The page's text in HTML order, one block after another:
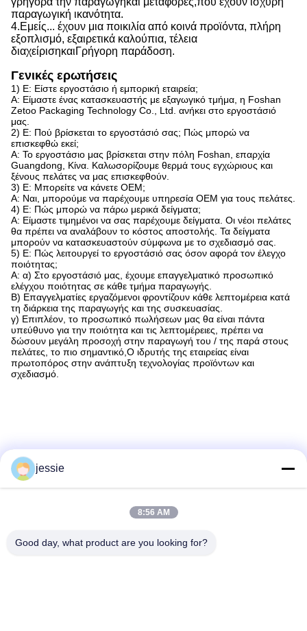
παραγωγική ικανότητα.
4.Εμείς... έχουν μια ποικιλία από κοινά προϊόντα, πλήρη
εξοπλισμό, εξαιρετικά καλούπια, τέλεια
διαχείρισηκαιΓρήγορη παράδοση.
Γενικές ερωτήσεις
1) Ε: Είστε εργοστάσιο ή εμπορική εταιρεία;
Α: Είμαστε ένας κατασκευαστής με εξαγωγικό τμήμα, η Foshan
Zetoo Packaging Technology Co., Ltd. ανήκει στο εργοστάσιό
μας.
2) Ε: Πού βρίσκεται το εργοστάσιό σας; Πώς μπορώ να
επισκεφθώ εκεί;
Α: Το εργοστάσιο μας βρίσκεται στην πόλη Foshan, επαρχία
Guangdong, Κίνα. Καλωσορίζουμε θερμά τους εγχώριους και
ξένους πελάτες να μας επισκεφθούν.
3) Ε: Μπορείτε να κάνετε OEM;
Α: Ναι, μπορούμε να παρέχουμε υπηρεσία OEM για τους πελάτες.
4) Ε: Πώς μπορώ να πάρω μερικά δείγματα;
Α: Είμαστε τιμημένοι να σας παρέχουμε δείγματα. Οι νέοι πελάτες
θα πρέπει να αναλάβουν το κόστος αποστολής. Τα δείγματα
μπορούν να κατασκευαστούν σύμφωνα με το σχεδιασμό σας.
5) Ε: Πώς λειτουργεί το εργοστάσιό σας όσον αφορά τον έλεγχο
ποιότητας;
Α: α) Στο εργοστάσιό μας, έχουμε επαγγελματικό προσωπικό
ελέγχου ποιότητας σε κάθε τμήμα παραγωγής.
Β) Επαγγελματίες εργαζόμενοι φροντίζουν κάθε λεπτομέρεια κατά
τη διάρκεια της παραγωγής και της συσκευασίας.
γ) Επιπλέον, το προσωπικό πωλήσεων μας θα είναι πάντα
υπεύθυνο για την ποιότητα και τις λεπτομέρειες, πρέπει να
δώσουν μεγάλη προσοχή στην παραγωγή του / της παρά στους
πελάτες, το πιο σημαντικό,Ο ιδρυτής της εταιρείας είναι
πρωτοπόρος στην ανάπτυξη τεχνολογίας προϊόντων και
σχεδιασμό.
jessie
8:56 AM
Good day, what product are you looking for?